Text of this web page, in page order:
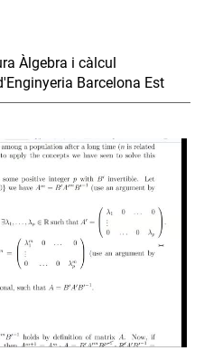
Àlgebra i càlcul
Barcelona Est